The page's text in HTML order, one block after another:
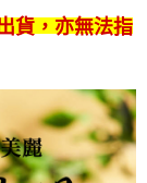
貨，亦無法指